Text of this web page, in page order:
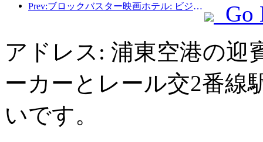
Prev:ブロックバスター映画ホテル: ビジネスと映画の完璧な融合
Go
アドレス: 浦東空港の迎
ーカーとレール交2番線
いです。